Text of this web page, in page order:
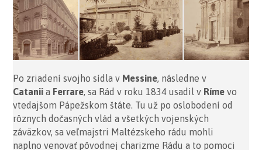
Po zriadení svojho sídla v Messine, následne v
Catanii a Ferrare, sa Rád v roku 1834 usadil v Ríme vo
vtedajšom Pápežskom štáte. Tu už po oslobodení od
rôznych dočasných vlád a všetkých vojenských
záväzkov, sa veľmajstri Maltézskeho rádu mohli
naplno venovať pôvodnej charizme Rádu a to pomoci